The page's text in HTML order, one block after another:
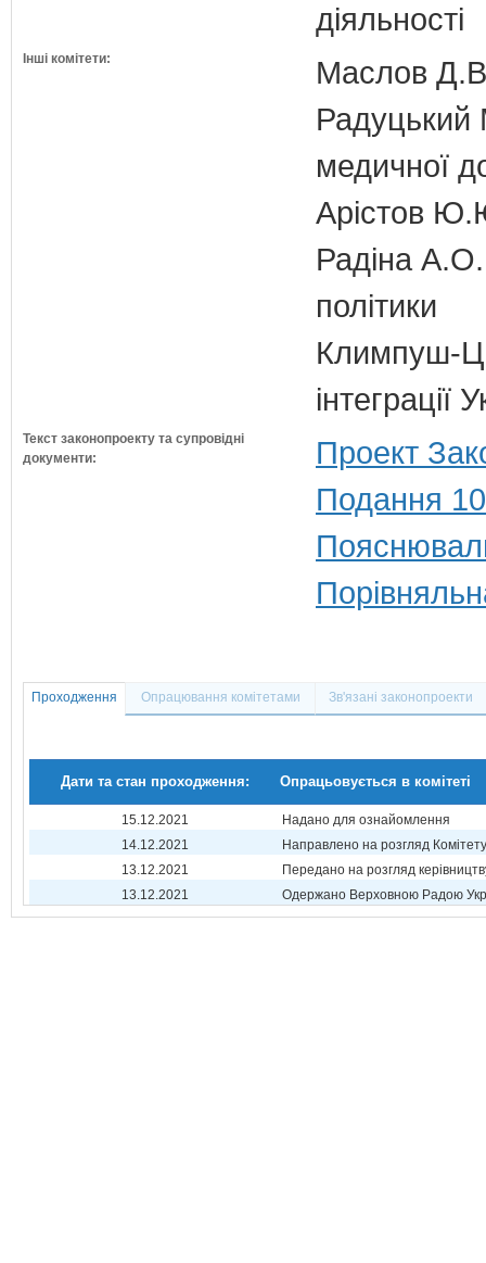
діяльності
Інші комітети:
Маслов Д.В.
Радуцький
медичної
Арістов
Радіна А.О.
політики
Климпуш-
Текст законопроекту та супровідні
документи:
Проект
Подання
Проходження Опрацювання комітетами Зв'язані законопроекти
Дати та стан проходження: Опрацьовується в комітеті
15.12.2021
Надано для ознайомлення
14.12.2021
Направлено на розгляд Комітету
13.12.2021
Передано на розгляд
13.12.2021
Одержано Верховною Радою